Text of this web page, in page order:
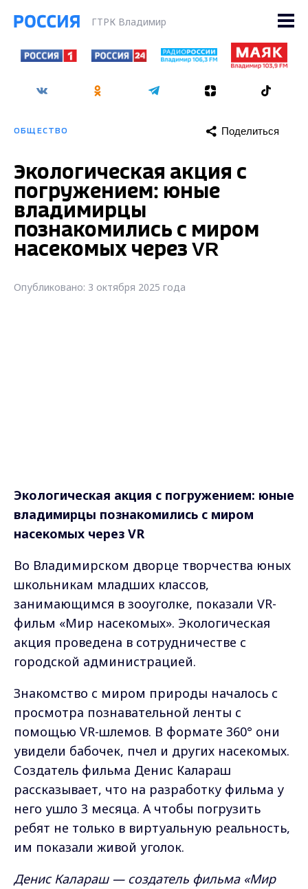
ГТРК Владимир
ОБЩЕСТВО Поделиться
Экологическая акция с
погружением: юные
владимирцы
познакомились с миром
насекомых через VR
Опубликовано: 3 октября 2025 года
Экологическая акция с погружением: юные
владимирцы познакомились с миром
насекомых через VR
Во Владимирском дворце творчества юных
школьникам младших классов,
занимающимся в зооуголке, показали VR-
фильм «Мир насекомых». Экологическая
акция проведена в сотрудничестве с
городской администрацией.
Знакомство с миром природы началось с
просмотра познавательной ленты с
помощью VR-шлемов. В формате 360° они
увидели бабочек, пчел и других насекомых.
Создатель фильма Денис Калараш
рассказывает, что на разработку фильма у
него ушло 3 месяца. А чтобы погрузить
ребят не только в виртуальную реальность,
им показали живой уголок.
Денис Калараш — создатель фильма «Мир